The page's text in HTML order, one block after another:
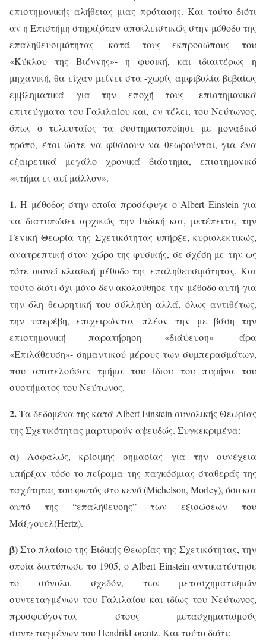
επιστημονικής αλήθειας μιας πρότασης. Και τούτο διότι
αν η Επιστήμη στηριζόταν αποκλειστικώς στην μέθοδο της
επαληθευσιμότητας -κατά τους εκπροσώπους του
«Κύκλου της Βιέννης»- η φυσική, και ιδιαιτέρως η
μηχανική, θα είχαν μείνει στα -χωρίς αμφιβολία βεβαίως
εμβληματικά για την εποχή τους- επιστημονικά
επιτεύγματα του Γαλιλαίου και, εν τέλει, του Νεύτωνος,
όπως ο τελευταίος τα συστηματοποίησε με μοναδικό
τρόπο, έτσι ώστε να φθάσουν να θεωρούνται, για ένα
εξαιρετικά μεγάλο χρονικά διάστημα, επιστημονικό
«κτήμα ες αεί μάλλον».
1.Η μέθοδος στην οποία προσέφυγε οAlbert Einsteinγια
να διατυπώσει αρχικώς την Ειδική και, μετέπειτα, την
Γενική Θεωρία της Σχετικότητας υπήρξε, κυριολεκτικώς,
ανατρεπτική στον χώρο της φυσικής, σε σχέση με την ως
τότε οιονεί κλασική μέθοδο της επαληθευσιμότητας. Και
τούτο διότι όχι μόνο δεν ακολούθησε την μέθοδο αυτή για
την όλη θεωρητική του σύλληψη αλλά, όλως αντιθέτως,
την υπερέβη, επιχειρώντας πλέον την με βάση την
επιστημονική παρατήρηση «διάψευση» -άρα
«Επιλάθευση»- σημαντικού μέρους των συμπερασμάτων,
που αποτελούσαν τμήμα του ίδιου του πυρήνα του
συστήματος του Νεύτωνος.
2.Τα δεδομένα της κατάAlbertEinsteinσυνολικής Θεωρίας
της Σχετικότητας μαρτυρούν αψευδώς. Συγκεκριμένα:
α) Aσφαλώς, κρίσιμης σημασίας για την συνέχεια
υπήρξαν τόσο το πείραμα της παγκόσμιας σταθεράς της
ταχύτητας του φωτός στο κενό (Michelson, Morley), όσο και
αυτό της “επαλήθευσης” των εξισώσεων του
Μάξγουελ(Hertz).
β)Στο πλαίσιο της Ειδικής Θεωρίας της Σχετικότητας, την
οποία διατύπωσε το 1905, οAlbert Einsteinαντικατέστησε
το σύνολο, σχεδόν, των μετασχηματισμών
συντεταγμένων του Γαλιλαίου και ιδίως του Νεύτωνος,
προσφεύγοντας στους μετασχηματισμούς
συντεταγμένων τουHendrikLorentz. Και τούτο διότι: